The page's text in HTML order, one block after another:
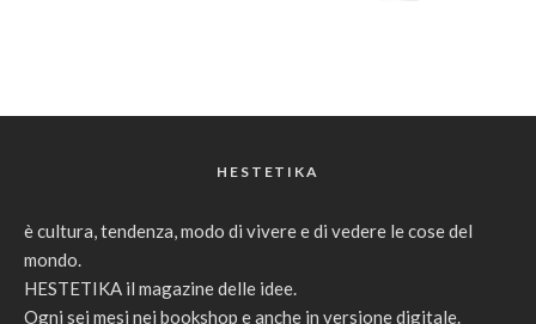
HESTETIKA
è cultura, tendenza, modo di vivere e di vedere le cose del
mondo.
HESTETIKA il magazine delle idee.
Ogni sei mesi nei bookshop e anche in versione digitale.